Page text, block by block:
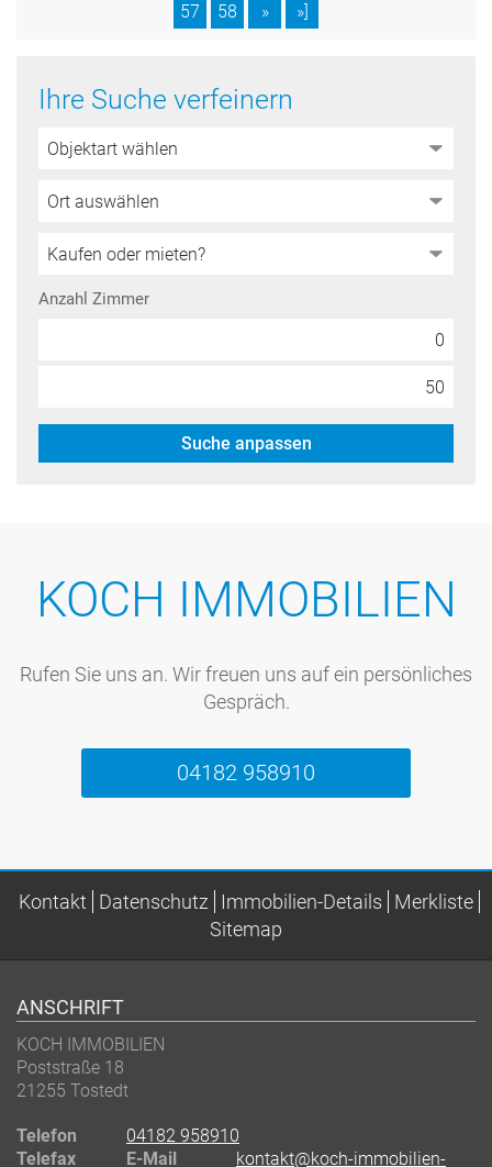
57
58 » »]
Ihre Suche verfeinern
Anzahl Zimmer
Suche anpassen
KOCH IMMOBILIEN
Rufen Sie uns an. Wir freuen uns auf ein persönliches
Gespräch.
04182 958910
Kontakt Datenschutz Immobilien-Details
Merkliste
Sitemap
ANSCHRIFT
KOCH IMMOBILIEN
Poststraße 18
21255 Tostedt
Telefon
04182 958910
Telefax
E-Mail kontakt@koch-immobilien-